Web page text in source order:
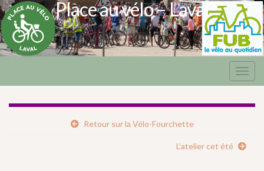
Place au vélo – Laval
Retour sur la Vélo-Fourchette
L’atelier cet été